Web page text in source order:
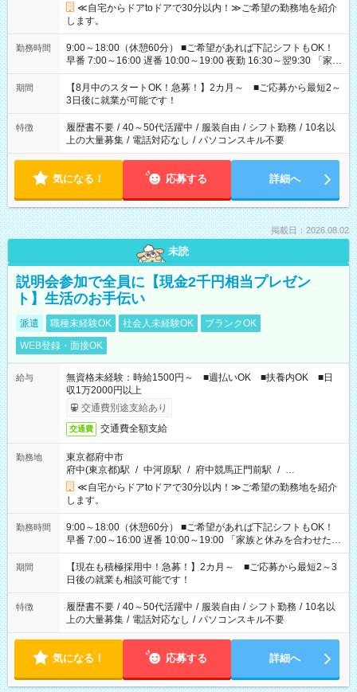
≪自宅からドアtoドアで30分以内！≫ご希望の勤務地を紹介
します。
勤務時間
9:00～18:00（休憩60分） ■ご希望があれば下記シフトもOK！
早番 7:00～16:00 遅番 10:00～19:00 夜勤 16:30～翌9:30 「家族
と休みを合わせたい」 「余裕を持って夕飯の準備がしたい」
「できれば残業はしたくない」 など、ご希望を教えてください
ね。 ※Wワーク希望の方へ 今ご覧のお仕事で希望する勤務時間
と、もう1つのお仕事の勤務時間。 合計で週40時間を超える場
合は応募できません。
期間
【8月中のスタートOK！急募！】2カ月～ ■ご応募から最短2～
3日後に就業が可能です！
特徴 履歴書不要 / 40～50代活躍中 / 服装自由 / シフト勤務 / 10名以
上の大量募集 / 電話対応なし / パソコンスキル不要
気になる！ 応募する 詳細へ
掲載日：2026.08.02
未読
説明会参加で全員に【現金2千円相当プレゼン
ト】生活のお手伝い
派遣 職種未経験OK 社会人未経験OK
ブランクOK
WEB登録・面接OK
給与
無資格未経験：時給1500円～ ■週払いOK ■扶養内OK ■日
収1万2000円以上
交通費別途支給あり
交通費 交通費全額支給
勤務地
東京都府中市
府中(東京都)駅 / 中河原駅 / 府中競馬正門前駅 / …
≪自宅からドアtoドアで30分以内！≫ご希望の勤務地を紹介
します。
勤務時間
9:00～18:00（休憩60分） ■ご希望があれば下記シフトもOK！
早番 7:00～16:00 遅番 10:00～19:00 「家族と休みを合わせた
い」 「余裕を持って夕飯の準備がしたい」 「できれば残業はし
たくない」 など、ご希望を教えてくださいね。 ※Wワーク希望
の方へ 今ご覧のお仕事で希望する勤務時間と、もう1つのお仕事
の勤務時間。 合計で週40時間を超える場合は応募できません。
期間
【現在も積極採用中！急募！】2カ月～ ■ご応募から最短2～3
日後の就業も相談可能です！
特徴 履歴書不要 / 40～50代活躍中 / 服装自由 / シフト勤務 / 10名以
上の大量募集 / 電話対応なし / パソコンスキル不要
気になる！ 応募する 詳細へ